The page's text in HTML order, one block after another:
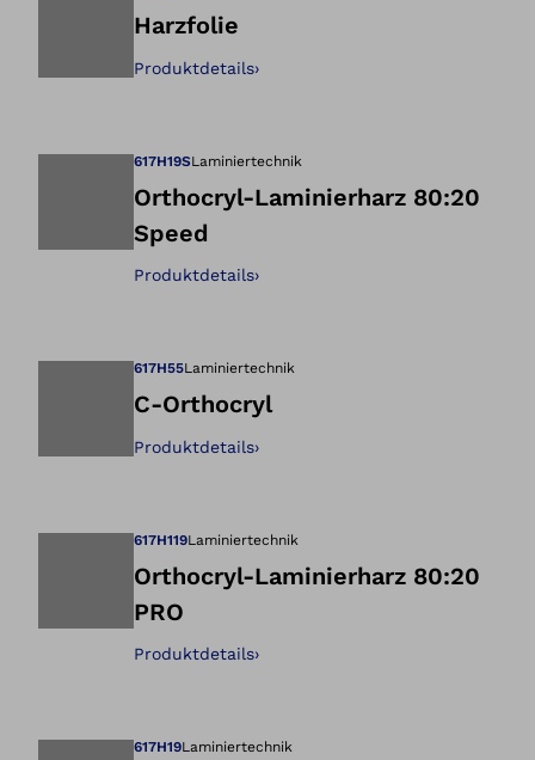
Harzfolie
Produktdetails›
Öffnet das Bild
617H19SLaminiertechnik
Orthocryl-Laminierharz 80:20
Speed
Produktdetails›
617H55Laminiertechnik
C-Orthocryl
Produktdetails›
Öffnet das Bild
617H119Laminiertechnik
Orthocryl-Laminierharz 80:20
PRO
Produktdetails›
617H19Laminiertechnik